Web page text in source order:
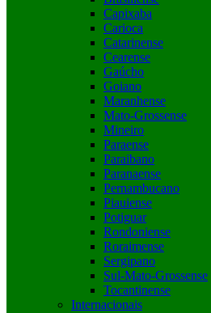
Capixaba
Carioca
Catarinense
Cearense
Gaúcho
Goiano
Maranhense
Mato-Grossense
Mineiro
Paraense
Paraibano
Paranaense
Pernambucano
Piauiense
Potiguar
Rondoniense
Roraimense
Sergipano
Sul-Mato-Grossense
Tocantinense
Internacionais